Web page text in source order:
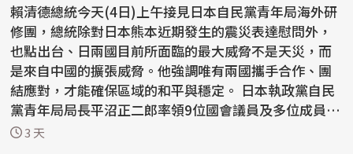
賴清德總統今天(4日)上午接見日本自民黨青年局海外研
修團，總統除對日本熊本近期發生的震災表達慰問外，
也點出台、日兩國目前所面臨的最大威脅不是天災，而
是來自中國的擴張威脅。他強調唯有兩國攜手合作、團
結應對，才能確保區域的和平與穩定。 日本執政黨自民
黨青年局局長平沼正二郎率領9位國會議員及多位成員
來...3 天